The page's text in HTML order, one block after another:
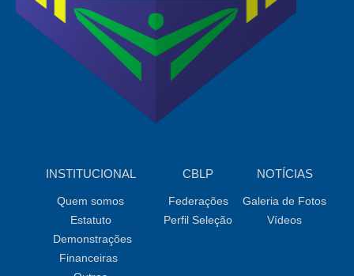
INSTITUCIONAL
Quem somos
Estatuto
Demonstrações
Financeiras
CBLP
Federações
Perfil Seleção
NOTÍCIAS
Galeria de Fotos
Vídeos